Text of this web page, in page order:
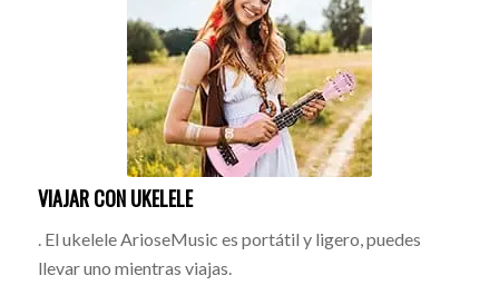
VIAJAR CON UKELELE
. El ukelele ArioseMusic es portátil y ligero, puedes
llevar uno mientras viajas.